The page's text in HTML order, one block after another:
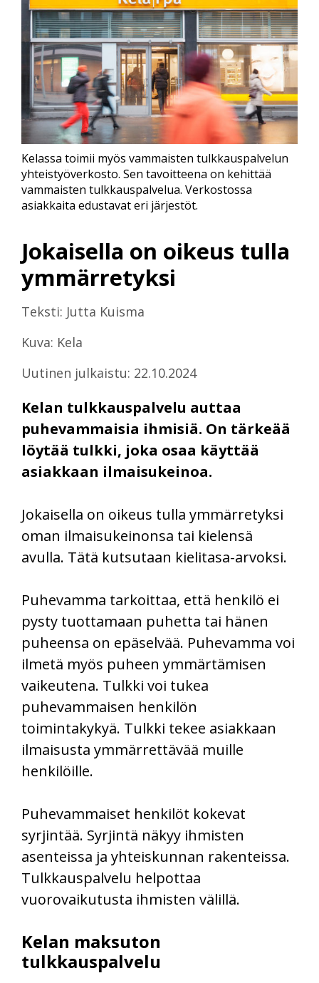
Jokaisella on oikeus tulla
ymmärretyksi
Teksti: Jutta Kuisma
Kuva: Kela
Uutinen julkaistu: 22.10.2024
Kelan tulkkauspalvelu auttaa
puhevammaisia ihmisiä. On tärkeää
löytää tulkki, joka osaa käyttää
asiakkaan ilmaisukeinoa.
Kelassa toimii myös vammaisten tulkkauspalvelun
yhteistyöverkosto. Sen tavoitteena on kehittää
vammaisten tulkkauspalvelua. Verkostossa
asiakkaita edustavat eri järjestöt.
Jokaisella on oikeus tulla ymmärretyksi
oman ilmaisukeinonsa tai kielensä
avulla. Tätä kutsutaan kielitasa-arvoksi.
Puhevamma tarkoittaa, että henkilö ei
pysty tuottamaan puhetta tai hänen
puheensa on epäselvää. Puhevamma voi
ilmetä myös puheen ymmärtämisen
vaikeutena. Tulkki voi tukea
puhevammaisen henkilön
toimintakykyä. Tulkki tekee asiakkaan
ilmaisusta ymmärrettävää muille
henkilöille.
Puhevammaiset henkilöt kokevat
syrjintää. Syrjintä näkyy ihmisten
asenteissa ja yhteiskunnan rakenteissa.
Tulkkauspalvelu helpottaa
vuorovaikutusta ihmisten välillä.
Kelan maksuton
tulkkauspalvelu